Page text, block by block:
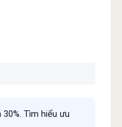
Tìm hiểu ưu